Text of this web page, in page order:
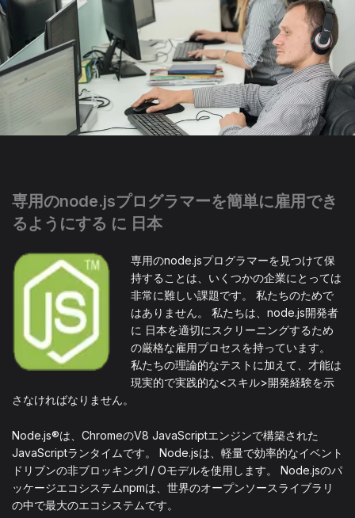
専用のnode.jsプログラマーを簡単に雇用でき
るようにする に 日本
専用のnode.jsプログラマーを見つけて保
持することは、いくつかの企業にとっては
非常に難しい課題です。 私たちのためで
はありません。 私たちは、node.js開発者
に 日本を適切にスクリーニングするため
の厳格な雇用プロセスを持っています。
私たちの理論的なテストに加えて、才能は
現実的で実践的な<スキル>開発経験を示
さなければなりません。
Node.js®は、ChromeのV8 JavaScriptエンジンで構築された
JavaScriptランタイムです。 Node.jsは、軽量で効率的なイベント
ドリブンの非ブロッキングI / Oモデルを使用します。 Node.jsのパ
ッケージエコシステムnpmは、世界のオープンソースライブラリ
の中で最大のエコシステムです。